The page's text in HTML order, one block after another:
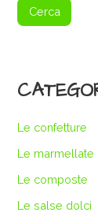
Cerca
Le confetture
Le marmellate
Le composte
Le salse dolci